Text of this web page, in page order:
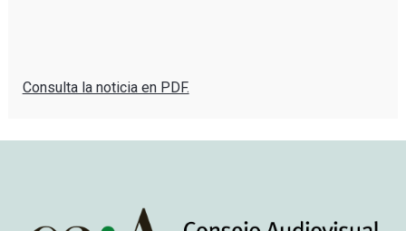
Consulta la noticia en PDF.